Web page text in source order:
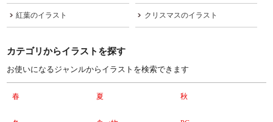
紅葉のイラスト クリスマスのイラスト
カテゴリからイラストを探す
お使いになるジャンルからイラストを検索できます
春 夏 秋